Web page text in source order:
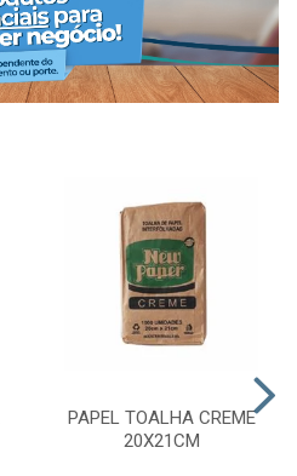
PAPEL TOALHA CREME
20X21CM